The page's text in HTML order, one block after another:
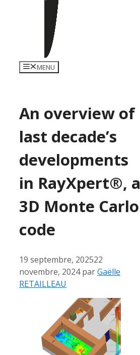
MENU
An overview of
last decade’s
developments
in RayXpert®, a
3D Monte Carlo
code
19 septembre, 202522
novembre, 2024 parGaëlle
RETAILLEAU